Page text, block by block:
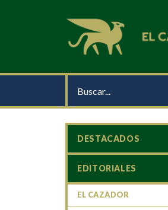
DESTACADOS
EDITORIALES
EL CAZADOR